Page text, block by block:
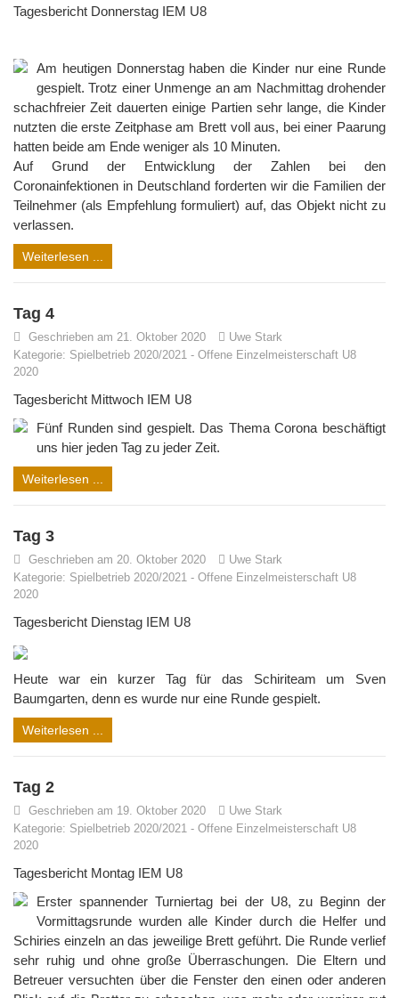
Tagesbericht Donnerstag IEM U8
Am heutigen Donnerstag haben die Kinder nur eine Runde
gespielt. Trotz einer Unmenge an am Nachmittag drohender
schachfreier Zeit dauerten einige Partien sehr lange, die Kinder
nutzten die erste Zeitphase am Brett voll aus, bei einer Paarung
hatten beide am Ende weniger als 10 Minuten.
Auf Grund der Entwicklung der Zahlen bei den
Coronainfektionen in Deutschland forderten wir die Familien der
Teilnehmer (als Empfehlung formuliert) auf, das Objekt nicht zu
verlassen.
Weiterlesen ...
Tag 4
Geschrieben am 21. Oktober 2020
Uwe Stark
Kategorie: Spielbetrieb 2020/2021 - Offene Einzelmeisterschaft U8
2020
Tagesbericht Mittwoch IEM U8
Fünf Runden sind gespielt. Das Thema Corona beschäftigt
uns hier jeden Tag zu jeder Zeit.
Weiterlesen ...
Tag 3
Geschrieben am 20. Oktober 2020
Uwe Stark
Kategorie: Spielbetrieb 2020/2021 - Offene Einzelmeisterschaft U8
2020
Tagesbericht Dienstag IEM U8
Heute war ein kurzer Tag für das Schiriteam um Sven
Baumgarten, denn es wurde nur eine Runde gespielt.
Weiterlesen ...
Tag 2
Geschrieben am 19. Oktober 2020
Uwe Stark
Kategorie: Spielbetrieb 2020/2021 - Offene Einzelmeisterschaft U8
2020
Tagesbericht Montag IEM U8
Erster spannender Turniertag bei der U8, zu Beginn der
Vormittagsrunde wurden alle Kinder durch die Helfer und
Schiries einzeln an das jeweilige Brett geführt. Die Runde verlief
sehr ruhig und ohne große Überraschungen. Die Eltern und
Betreuer versuchten über die Fenster den einen oder anderen